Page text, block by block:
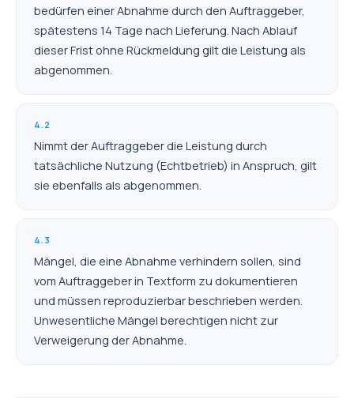
bedürfen einer Abnahme durch den Auftraggeber,
spätestens 14 Tage nach Lieferung. Nach Ablauf
dieser Frist ohne Rückmeldung gilt die Leistung als
abgenommen.
4.2
Nimmt der Auftraggeber die Leistung durch
tatsächliche Nutzung (Echtbetrieb) in Anspruch, gilt
sie ebenfalls als abgenommen.
4.3
Mängel, die eine Abnahme verhindern sollen, sind
vom Auftraggeber in Textform zu dokumentieren
und müssen reproduzierbar beschrieben werden.
Unwesentliche Mängel berechtigen nicht zur
Verweigerung der Abnahme.